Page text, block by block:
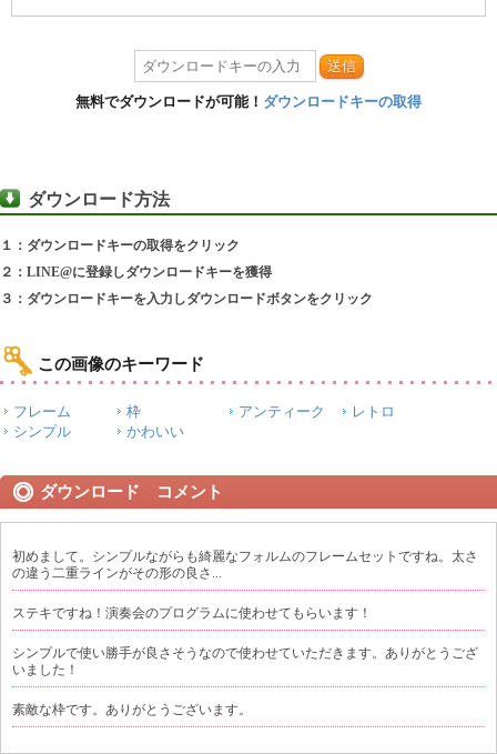
送信
無料でダウンロードが可能！ ダウンロードキーの取得
ダウンロード方法
１：ダウンロードキーの取得をクリック
２：LINE@に登録しダウンロードキーを獲得
３：ダウンロードキーを入力しダウンロードボタンをクリック
この画像のキーワード
フレーム 枠 アンティーク
レトロ
シンプル
かわいい
ダウンロード コメント
初めまして。シンプルながらも綺麗なフォルムのフレームセットですね。太さ
の違う二重ラインがその形の良さ...
ステキですね！演奏会のプログラムに使わせてもらいます！
シンプルで使い勝手が良さそうなので使わせていただきます。ありがとうござ
いました！
素敵な枠です。ありがとうございます。